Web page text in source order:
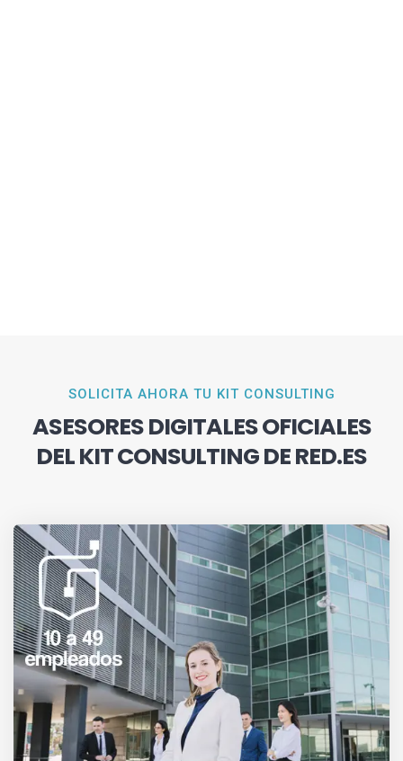
SOLICITA AHORA TU KIT CONSULTING
ASESORES DIGITALES OFICIALES
DEL KIT CONSULTING DE RED.ES